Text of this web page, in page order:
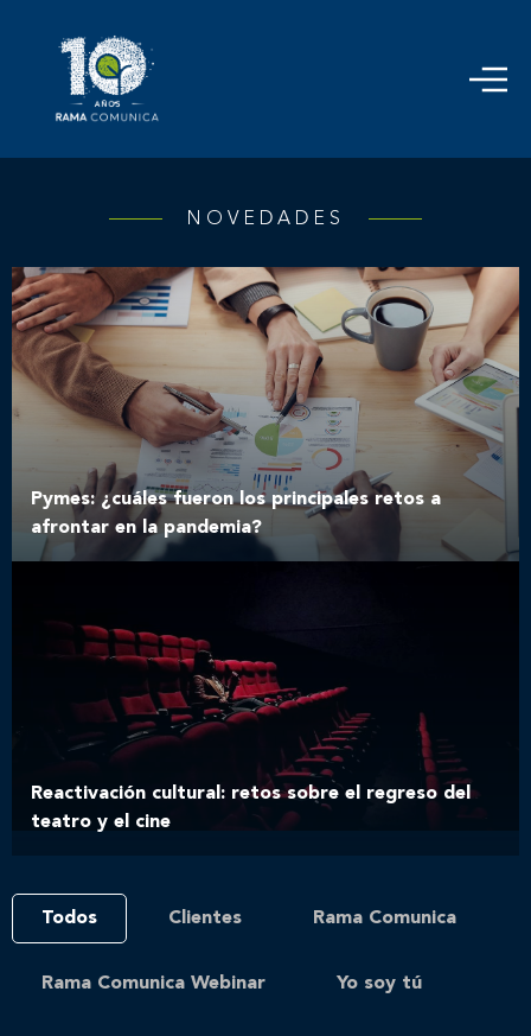
NOVEDADES
Pymes: ¿cuáles fueron los principales retos a
afrontar en la pandemia?
Reactivación cultural: retos sobre el regreso del
teatro y el cine
Todos Clientes Rama Comunica
Rama Comunica Webinar Yo soy tú